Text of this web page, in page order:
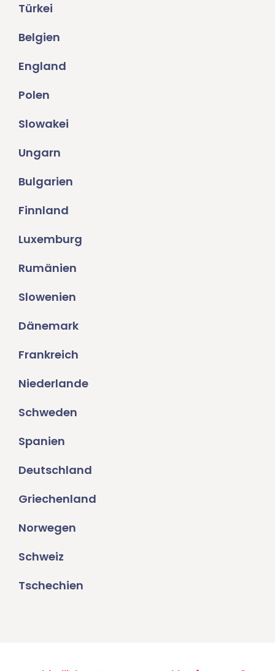
Türkei
Belgien
England
Polen
Slowakei
Ungarn
Bulgarien
Finnland
Luxemburg
Rumänien
Slowenien
Dänemark
Frankreich
Niederlande
Schweden
Spanien
Deutschland
Griechenland
Norwegen
Schweiz
Tschechien